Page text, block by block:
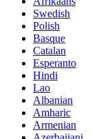
Swedish
Polish
Basque
Catalan
Esperanto
Hindi
Lao
Albanian
Amharic
Armenian